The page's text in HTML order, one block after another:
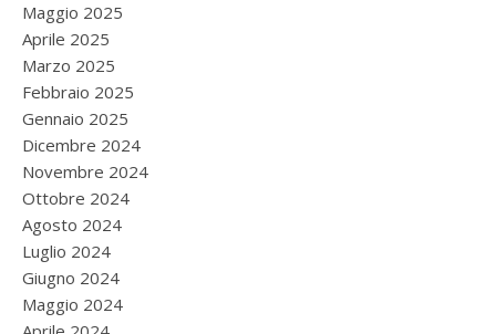
Maggio 2025
Aprile 2025
Marzo 2025
Febbraio 2025
Gennaio 2025
Dicembre 2024
Novembre 2024
Ottobre 2024
Agosto 2024
Luglio 2024
Giugno 2024
Maggio 2024